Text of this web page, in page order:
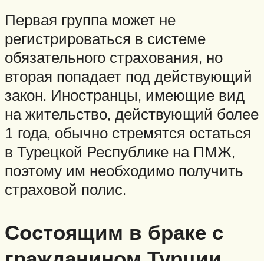
Первая группа может не
регистрироваться в системе
обязательного страхования, но
вторая попадает под действующий
закон. Иностранцы, имеющие вид
на жительство, действующий более
1 года, обычно стремятся остаться
в Турецкой Республике на ПМЖ,
поэтому им необходимо получить
страховой полис.
Состоящим в браке с